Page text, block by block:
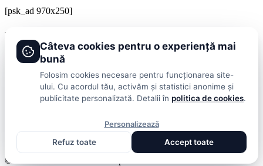
[psk_ad 970x250]
BRAVOnet
Showbiz, vedete si tot ce misca in lumea mondena
ShowbizPublicitateLifestyleHealth & BeautyCasa si Gradina
Publicitate Politica De ConfidentialitateHomeTermeni și
Condiții
© 2026 BRAVOnet. Toate drepturile rezervate.
Câteva cookies pentru o experiență mai
bună
Folosim cookies necesare pentru funcționarea site-
ului. Cu acordul tău, activăm și statistici anonime și
publicitate personalizată. Detalii în politica de cookies.
Personalizează
Refuz toate
Accept toate